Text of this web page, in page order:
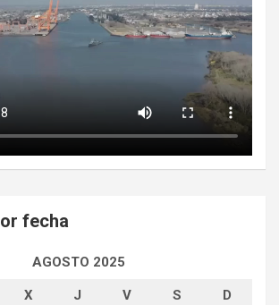
fecha
AGOSTO 2025
X J V S D